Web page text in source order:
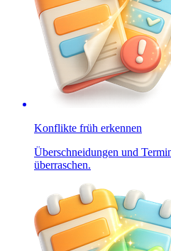
Konflikte früh erkennen
Überschneidungen und
überraschen.